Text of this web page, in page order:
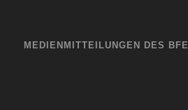
MEDIENMITTEILUNGEN DES BFE